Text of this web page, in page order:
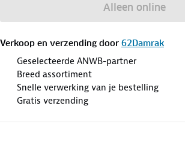
Alleen online
Verkoop en verzending door 62Damrak
Geselecteerde ANWB-partner
Breed assortiment
Snelle verwerking van je bestelling
Gratis verzending